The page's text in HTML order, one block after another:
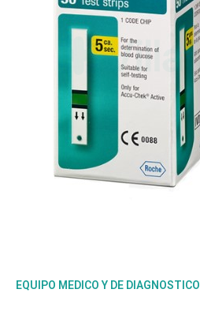
EQUIPO MEDICO Y DE DIAGNOSTICO